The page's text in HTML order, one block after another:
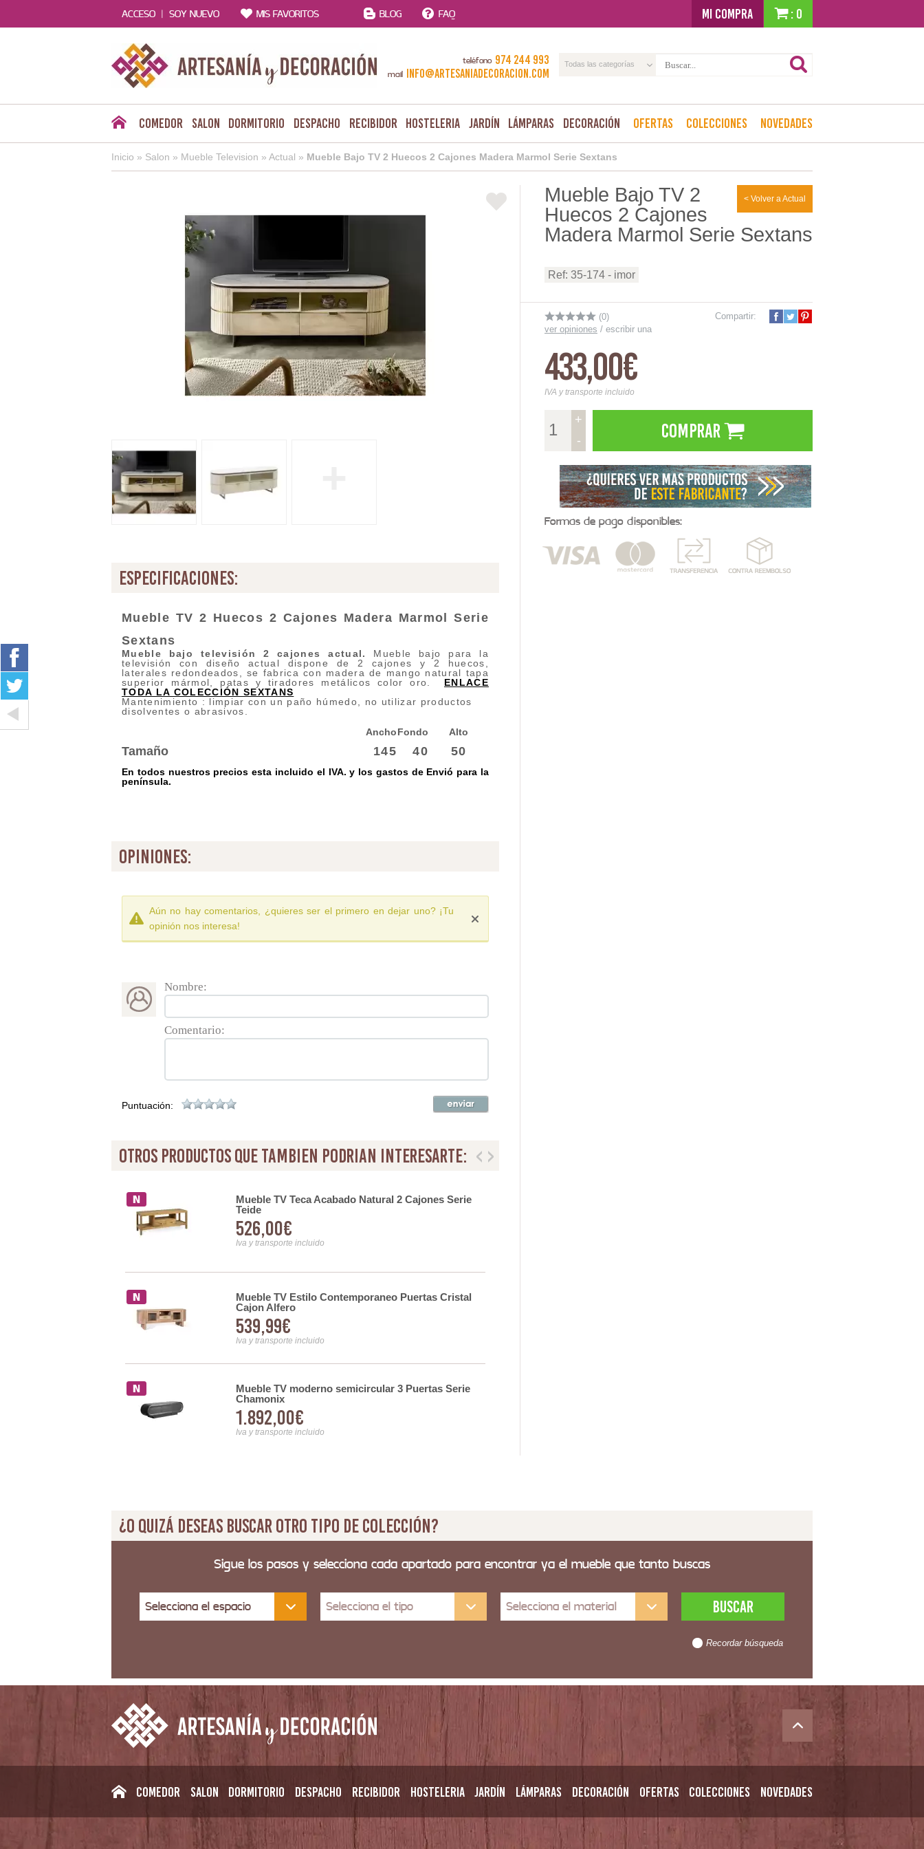
ACCESO | SOY NUEVO MIS FAVORITOS BLOG FAQ MI COMPRA : 0
teléfono 974 244 993
mail info@artesaniadecoracion.com
Todas las categorías
Comedor Salon Dormitorio Despacho Recibidor Hosteleria Jardín Lámparas Decoración Ofertas Colecciones Novedades
Inicio » Salon » Mueble Television » Actual » Mueble Bajo TV 2 Huecos 2 Cajones Madera Marmol Serie Sextans
especificaciones:
Mueble TV 2 Huecos 2 Cajones Madera MarmolSerie
Sextans
Mueble bajo televisión 2 cajones actual.
Mueble bajo para la
televisión con diseño actual dispone de 2 cajones y 2 huecos,
laterales redondeados, se fabrica con madera de mango natural tapa
superior mármol, patas y tiradores metálicos color oro. ENLACE
TODA LA COLECCIÓN SEXTANS
Mantenimiento : limpiar con un paño húmedo, no utilizar productos
disolventes o abrasivos.
AnchoFondo Alto
Tamaño 145 40 50
En todos nuestros precios esta incluido el IVA. y los gastos de Envió para la
península.
opiniones:
Aún no hay comentarios, ¿quieres ser el primero en dejar uno? ¡Tu
opinión nos interesa!
Nombre:
Comentario:
Puntuación:
otros productos que tambien podrian interesarte:
Mueble TV Teca Acabado Natural 2 Cajones Serie
Teide
526,00€
Iva y transporte incluido
Mueble TV Estilo Contemporaneo Puertas Cristal
Cajon Alfero
539,99€
Iva y transporte incluido
Mueble TV moderno semicircular 3 Puertas Serie
Chamonix
1.892,00€
Iva y transporte incluido
< Volver a Actual
Mueble Bajo TV 2
Huecos 2 Cajones
Madera Marmol Serie Sextans
Ref: 35-174 - imor
(0)
ver opiniones / escribir una
Compartir:
433,00€
IVA y transporte incluido
+
-
Comprar
Formas de pago disponibles:
¿O quizá deseas buscar otro tipo de colección?
Sigue los pasos y selecciona cada apartado para encontrar ya el mueble que tanto buscas
Selecciona el espacio Selecciona el tipo Selecciona el material
Recordar búsqueda
Comedor Salon Dormitorio Despacho Recibidor Hosteleria Jardín Lámparas Decoración Ofertas Colecciones Novedades